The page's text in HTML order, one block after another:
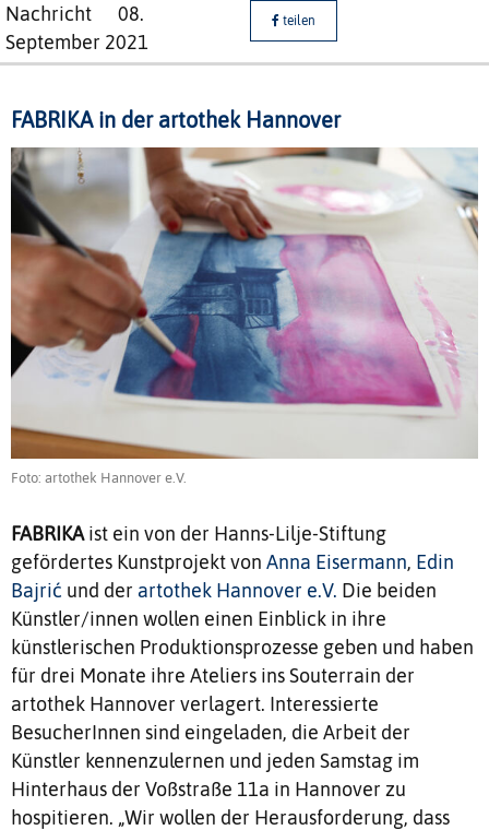
Nachricht
08.
September 2021
teilen
FABRIKA in der artothek Hannover
Foto: artothek Hannover e.V.
FABRIKAist ein von der Hanns-Lilje-Stiftung
gefördertes Kunstprojekt von Anna Eisermann, Edin
Bajrić und der artothek Hannover e.V. Die beiden
Künstler/innen wollen einen Einblick in ihre
künstlerischen Produktionsprozesse geben und haben
für drei Monate ihre Ateliers ins Souterrain der
artothek Hannover verlagert. Interessierte
BesucherInnen sind eingeladen, die Arbeit der
Künstler kennenzulernen und jeden Samstag im
Hinterhaus der Voßstraße 11a in Hannover zu
hospitieren. „Wir wollen der Herausforderung, dass